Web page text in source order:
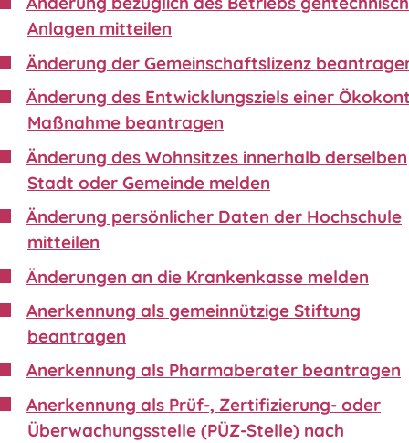
Anlagen mitteilen
Änderung der Gemeinschaftslizenz
Änderung des Entwicklungsziels einer
Maßnahme beantragen
Änderung des Wohnsitzes innerhalb derselben
Stadt oder Gemeinde melden
Änderung persönlicher Daten der Hochschule
mitteilen
Änderungen an die Krankenkasse melden
Anerkennung als gemeinnützige Stiftung
beantragen
Anerkennung als Pharmaberater beantragen
Anerkennung als Prüf-, Zertifizierung- oder
Überwachungsstelle (PÜZ-Stelle) nach